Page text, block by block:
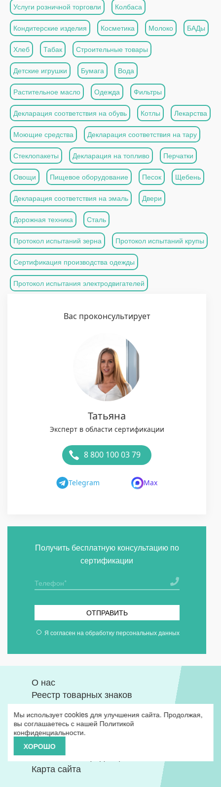
Услуги розничной торговли Колбаса
Кондитерские изделия Косметика Молоко БАДы
Хлеб Табак Строительные товары
Детские игрушки Бумага Вода
Растительное масло Одежда Фильтры
Декларация соответствия на обувь Котлы Лекарства
Моющие средства Декларация соответствия на тару
Стеклопакеты Декларация на топливо Перчатки
Овощи Пищевое оборудование Песок Щебень
Декларация соответствия на эмаль Двери
Дорожная техника Сталь
Протокол испытаний зерна Протокол испытаний крупы
Сертификация производства одежды
Протокол испытания электродвигателей
Вас проконсультирует
Татьяна
Эксперт в области сертификации
8 800 100 03 79
Telegram Max
Получить бесплатную консультацию по
сертификации
ОТПРАВИТЬ
Я согласен на обработку персональных данных
О нас
Реестр товарных знаков
Проверка документов
Базы кодов
Вопрос ответ
Глоссарий
Политика конфиденциальности
Карта сайта
Мы использует cookies для улучшения сайта. Продолжая,
вы соглашаетесь с нашей Политикой
конфиденциальности.
ХОРОШО